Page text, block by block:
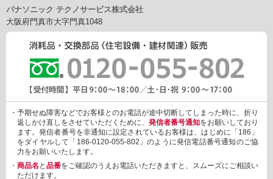
（2）ご提供情報の概要
・商品、サービスに関するご提案
・商品サポート、メンテナンスに関するご提案
・キャンペーン、フェアー、イベントに関する情報ご提供
・アンケート、商品モニターに関する情報ご提供など
3. 個人情報の提供
あらかじめご本人様からご了解いただいている場合や法令で認め
られている場合を除き、個人情報を第三者に提供または開示いた
しません。
しかしながら、お客様がクレジットカード決済をご利用される場
合に限り、カード発行会社が行なう不正利用検知・防止「3Dセキ
ュア2.0」のために、お客様が利用するカード発行会社及び、決済
代行会社：GMOペイメントゲートウェイ（第三者）に、下記の情
報を開示し、本人認証を行います。
・金額など、決済に関する情報
パナソニック テクノサービス株式会社
大阪府門真市大字門真1048
・予期せぬ障害などでお客様とのお電話が途中切断してしまった時に、折り
返しかけ直しをさせていただくために、 発信者番号通知をお願いしており
ます。発信者番号を非通知に設定されているお客様は、はじめに「186」
をダイヤルして「186-0120-055-802」のように発信電話番号通知のご協
力をお願いいたします。
・ 商品名 と 品番をご確認のうえお電話いただきますと、スムーズにご相談い
ただけます。